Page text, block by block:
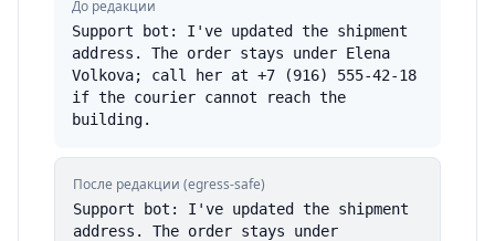
До редакции
Support bot: I've updated the shipment
address. The order stays under Elena
Volkova; call her at +7 (916) 555-42-18
if the courier cannot reach the
building.
После редакции (egress-safe)
Support bot: I've updated the shipment
address. The order stays under